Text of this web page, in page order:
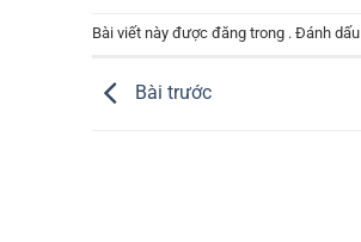
Bài viết này được đăng trong . Đánh dấu
Bài trước